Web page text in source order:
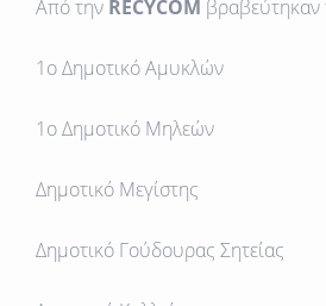
Από την RECYCOM βραβεύτηκαν
1ο Δημοτικό Aμυκλών
1ο Δημοτικό Μηλεών
Δημοτικό Μεγίστης
Δημοτικό Γούδουρας Σητείας